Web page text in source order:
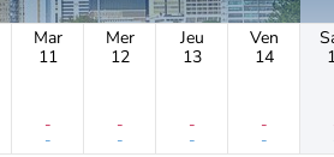
Mar
11
-
-
Mer
12
-
-
Jeu
13
-
-
Ven
14
-
-